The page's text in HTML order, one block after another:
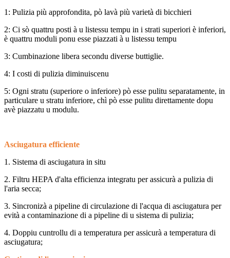
1: Pulizia più approfondita, pò lavà più varietà di bicchieri
2: Ci sò quattru posti à u listessu tempu in i strati superiori è inferiori,
è quattru moduli ponu esse piazzati à u listessu tempu
3: Cumbinazione libera secondu diverse buttiglie.
4: I costi di pulizia diminuiscenu
5: Ogni stratu (superiore o inferiore) pò esse pulitu separatamente, in
particulare u stratu inferiore, chì pò esse pulitu direttamente dopu
avè piazzatu u modulu.
Asciugatura efficiente
1. Sistema di asciugatura in situ
2. Filtru HEPA d'alta efficienza integratu per assicurà a pulizia di
l'aria secca;
3. Sincronizà a pipeline di circulazione di l'acqua di asciugatura per
evità a contaminazione di a pipeline di u sistema di pulizia;
4. Doppiu cuntrollu di a temperatura per assicurà a temperatura di
asciugatura;